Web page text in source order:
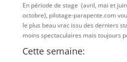
En période de stage (avril, mai et
octobre), pilotage-parapente.com
le plus beau vrac issu des derniers
moins spectaculaires mais toujours
Cette semaine: